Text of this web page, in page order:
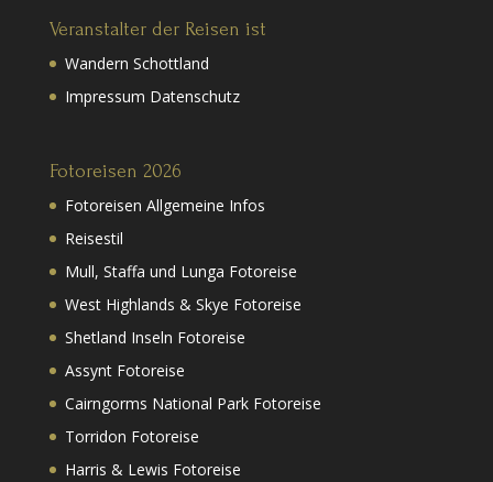
Veranstalter der Reisen ist
Wandern Schottland
Impressum Datenschutz
Fotoreisen 2026
Fotoreisen Allgemeine Infos
Reisestil
Mull, Staffa und Lunga Fotoreise
West Highlands & Skye Fotoreise
Shetland Inseln Fotoreise
Assynt Fotoreise
Cairngorms National Park Fotoreise
Torridon Fotoreise
Harris & Lewis Fotoreise